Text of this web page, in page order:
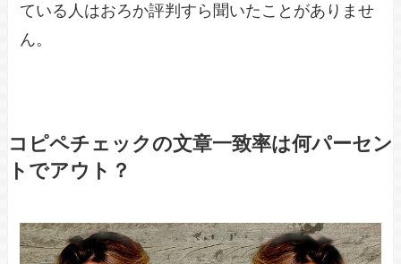
ている人はおろか評判すら聞いたことがありませ
ん。
コピペチェックの文章一致率は何パーセン
トでアウト？